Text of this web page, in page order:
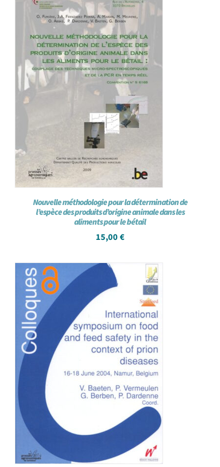
Achat en ligne
Panier WooCommerce
Nouvelle méthodologie pour la détermination de
l’espèce des produits d’origine animale dans les
aliments pour le bétail
15,00 €